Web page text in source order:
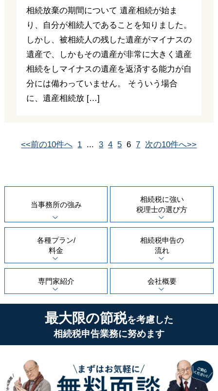
相続放棄の期間について 遺産相続が始ま
り、自分が相続人であることを知りました。
しかし、被相続人の残した遺産がマイナスの
遺産で、しかもその遺産が非常に大きく遺産
相続をしマイナスの遺産を返済する能力が自
分には備わっていません。 そういう場合
に、遺産相続放 […]
<<前の10件へ 1 ...3 4 5 67 次の10件へ>>
当事務所の強み
相続税に強い
税理士の選び方
各種プラン/
料金
相続税申告の
流れ
専門家紹介 会社概要
最大限の節税を考慮した
相続税申告業務に努めます